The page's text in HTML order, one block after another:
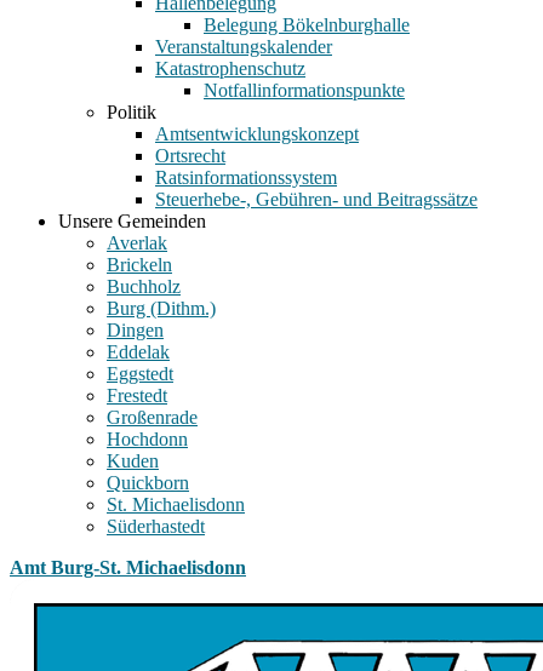
Belegung Bökelnburghalle
Veranstaltungskalender
Katastrophenschutz
Notfallinformationspunkte
Politik
Amtsentwicklungskonzept
Ortsrecht
Ratsinformationssystem
Steuerhebe-, Gebühren- und Beitragssätze
Unsere Gemeinden
Averlak
Brickeln
Buchholz
Burg (Dithm.)
Dingen
Eddelak
Eggstedt
Frestedt
Großenrade
Hochdonn
Kuden
Quickborn
St. Michaelisdonn
Süderhastedt
Amt Burg-St. Michaelisdonn